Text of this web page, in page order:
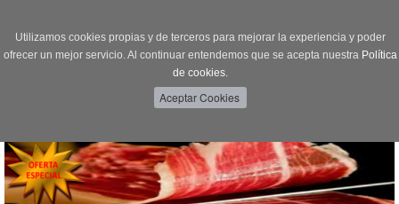
Utilizamos cookies propias y de terceros para mejorar la experiencia y poder
ofrecer un mejor servicio. Al continuar entendemos que se acepta nuestra Política
de cookies.